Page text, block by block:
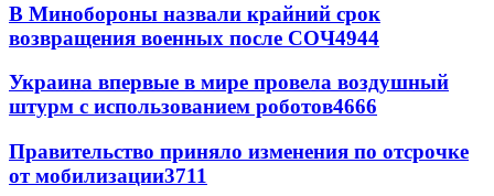
В Минобороны назвали крайний срок
возвращения военных после СОЧ4944
Украина впервые в мире провела воздушный
штурм с использованием роботов4666
Правительство приняло изменения по отсрочке
от мобилизации3711